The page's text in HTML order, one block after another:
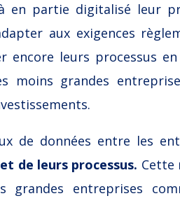
en partie digitalisé leur
aux exigences
encore leurs processus
moins grandes
de données entre les
de leurs processus. Cette
grandes entreprises